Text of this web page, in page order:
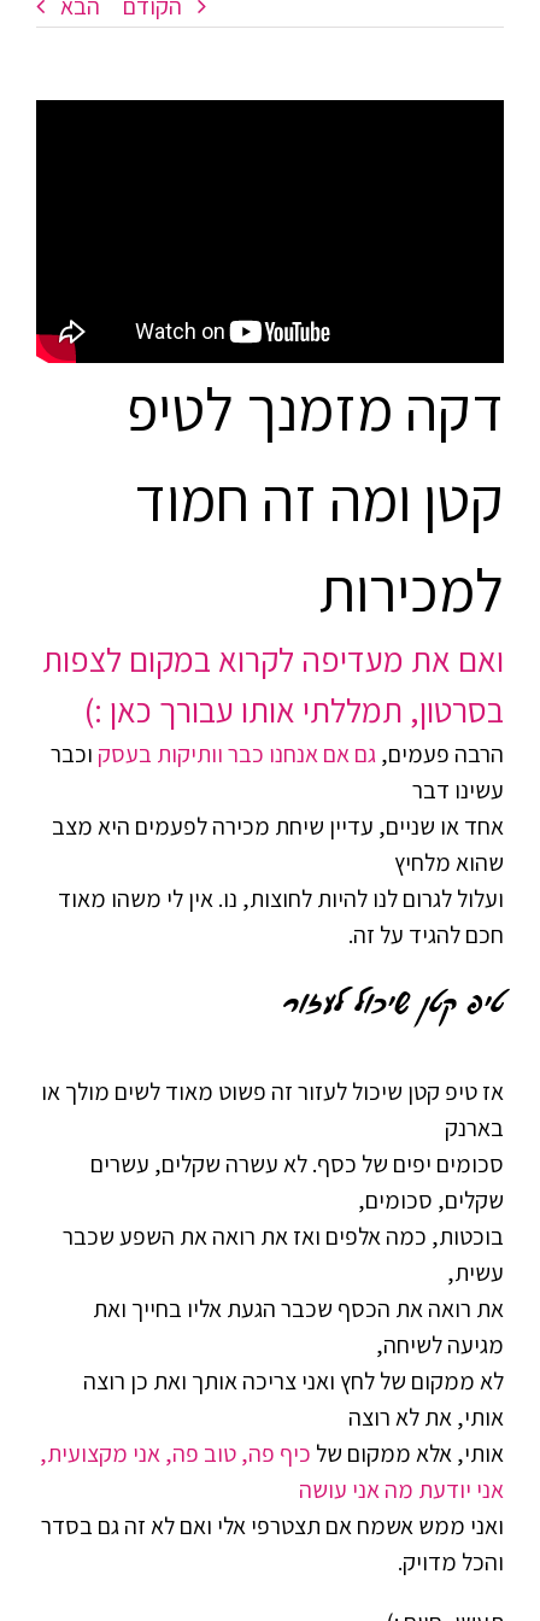
דקה מזמנך לטיפ
קטן ומה זה חמוד
למכירות
ואם את מעדיפה לקרוא במקום לצפות
בסרטון, תמללתי אותו עבורך כאן :)
הרבה פעמים,גם אם אנחנו כבר וותיקות בעסק וכבר
עשינו דבר
אחד או שניים, עדיין שיחת מכירה לפעמים היא מצב
שהוא מלחיץ
ועלול לגרום לנו להיות לחוצות, נו. אין לי משהו מאוד
חכם להגיד על זה.
טיפ קטן שיכול לעזור
אז טיפ קטן שיכול לעזור זה פשוט מאוד לשים מולך או
בארנק
סכומים יפים של כסף. לא עשרה שקלים, עשרים
שקלים, סכומים,
בוכטות, כמה אלפים ואז את רואה את השפע שכבר
עשית,
את רואה את הכסף שכבר הגעת אליו בחייך ואת
מגיעה לשיחה,
לא ממקום של לחץ ואני צריכה אותך ואת כן רוצה
אותי, את לא רוצה
אותי, אלא ממקום של כיף פה, טוב פה, אני מקצועית,
אני יודעת מה אני עושה
ואני ממש אשמח אם תצטרפי אלי ואם לא זה גם בסדר
והכל מדויק.